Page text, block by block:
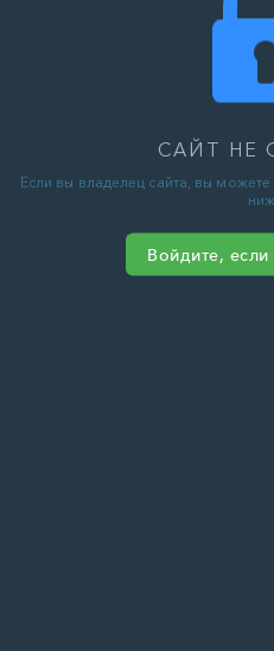
САЙТ НЕ
Если вы владелец сайта, вы
Войдите,